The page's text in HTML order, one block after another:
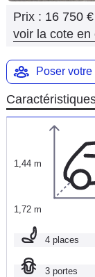
Moto
Marques
Prix : 16 750 €
voir la cote en
Poser
1,44 m
1,72 m
4 places
3 portes